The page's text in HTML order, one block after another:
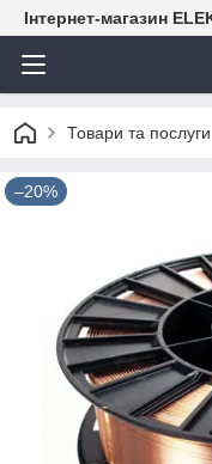
Інтернет-магазин
Товари та послуги
–20%